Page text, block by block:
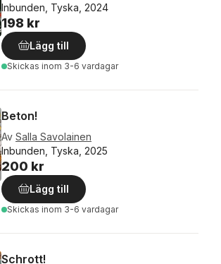
Inbunden, Tyska, 2024
198 kr
Lägg till
Skickas inom 3-6 vardagar
Beton!
Av Salla Savolainen
Inbunden, Tyska, 2025
200 kr
Lägg till
Skickas inom 3-6 vardagar
Schrott!